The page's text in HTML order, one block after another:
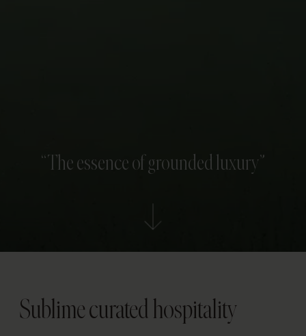
“The essence of grounded luxury”
Sublime curated hospitality